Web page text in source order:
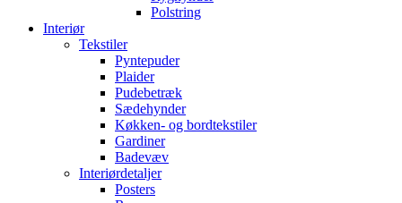
Polstring
Interiør
Tekstiler
Pyntepuder
Plaider
Pudebetræk
Sædehynder
Køkken- og bordtekstiler
Gardiner
Badevæv
Interiørdetaljer
Posters